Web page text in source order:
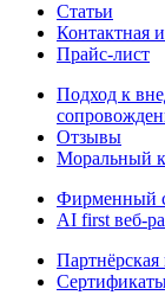
Статьи
Контактная
Прайс-лист
Подход к
Отзывы
Моральный
Фирменный
AI first веб-